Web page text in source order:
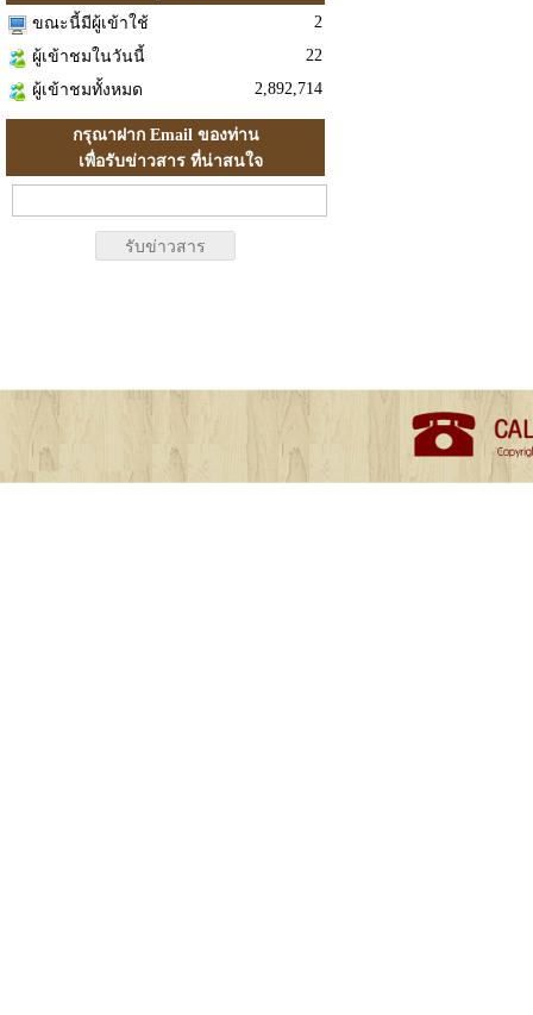
ขณะนี้มีผู้เข้าใช้
2
ผู้เข้าชมในวันนี้
22
ผู้เข้าชมทั้งหมด
2,892,714
กรุณาฝาก Email ของท่าน
เพื่อรับข่าวสาร ที่น่าสนใจ